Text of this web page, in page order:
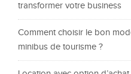
transformer votre business
Comment choisir le bon
minibus de tourisme ?